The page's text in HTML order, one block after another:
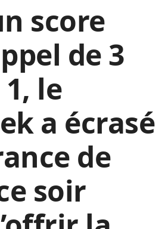
score
de 3
le
a écrasé
de
soir